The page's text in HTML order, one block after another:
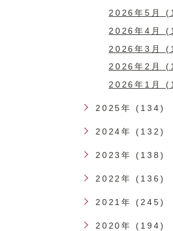
2026年5月
2026年4月
2026年3月
2026年2月
2026年1月
2025年 (134)
2024年 (132)
2023年 (138)
2022年 (136)
2021年 (245)
2020年 (194)